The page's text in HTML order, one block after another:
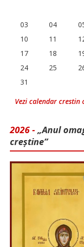
03
04
10
11
17
18
24
25
31
Vezi calendar crestin
2026 - „Anul
creștine”